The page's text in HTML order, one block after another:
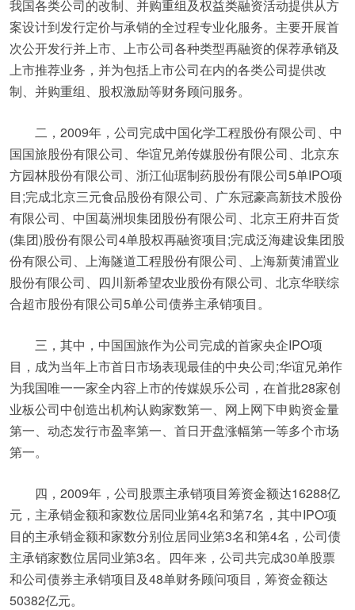
我国各类公司的改制、并购重组及权益类融资活动提供从方
案设计到发行定价与承销的全过程专业化服务。主要开展首
次公开发行并上市、上市公司各种类型再融资的保荐承销及
上市推荐业务，并为包括上市公司在内的各类公司提供改
制、并购重组、股权激励等财务顾问服务。
二，2009年，公司完成中国化学工程股份有限公司、中
国国旅股份有限公司、华谊兄弟传媒股份有限公司、北京东
方园林股份有限公司、浙江仙琚制药股份有限公司5单IPO项
目;完成北京三元食品股份有限公司、广东冠豪高新技术股份
有限公司、中国葛洲坝集团股份有限公司、北京王府井百货
(集团)股份有限公司4单股权再融资项目;完成泛海建设集团股
份有限公司、上海隧道工程股份有限公司、上海新黄浦置业
股份有限公司、四川新希望农业股份有限公司、北京华联综
合超市股份有限公司5单公司债券主承销项目。
三，其中，中国国旅作为公司完成的首家央企IPO项
目，成为当年上市首日市场表现最佳的中央公司;华谊兄弟作
为我国唯一一家全内容上市的传媒娱乐公司，在首批28家创
业板公司中创造出机构认购家数第一、网上网下申购资金量
第一、动态发行市盈率第一、首日开盘涨幅第一等多个市场
第一。
四，2009年，公司股票主承销项目筹资金额达16288亿
元，主承销金额和家数位居同业第4名和第7名，其中IPO项
目的主承销金额和家数分别位居同业第3名和第4名，公司债
主承销家数位居同业第3名。四年来，公司共完成30单股票
和公司债券主承销项目及48单财务顾问项目，筹资金额达
50382亿元。